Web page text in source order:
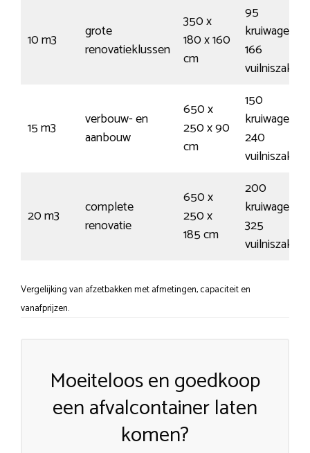
10 m3
grote
renovatieklussen
350 x
180 x 160
cm
95
kruiwagens /
166
15 m3
verbouw- en
aanbouw
650 x
250 x 90
cm
150
kruiwagens /
240
20 m3
complete
renovatie
650 x
250 x
185 cm
200
kruiwagens /
325
Vergelijking van afzetbakken met afmetingen, capaciteit en
vanafprijzen.
Moeiteloos en goedkoop
een afvalcontainer laten
komen?